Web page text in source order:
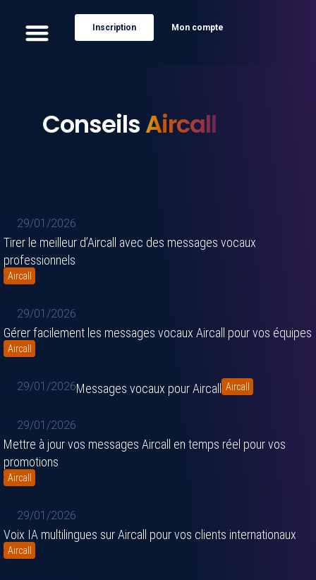
Inscription Mon compte
ConseilsAircall
29/01/2026
Tirer le meilleur d’Aircall avec des messages vocaux
professionnels
Aircall
29/01/2026
Gérer facilement les messages vocaux Aircall pour vos équipes
Aircall
29/01/2026Messages vocaux pour Aircall Aircall
29/01/2026
Mettre à jour vos messages Aircall en temps réel pour vos
promotions
Aircall
29/01/2026
Voix IA multilingues sur Aircall pour vos clients internationaux
Aircall